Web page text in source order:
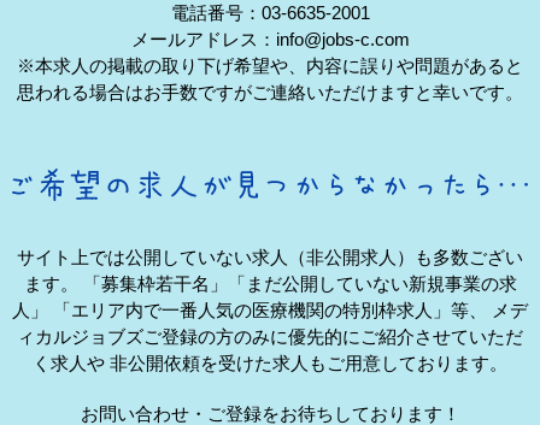
電話番号：03-6635-2001
メールアドレス：info@jobs-c.com
※本求人の掲載の取り下げ希望や、内容に誤りや問題があると
思われる場合はお手数ですがご連絡いただけますと幸いです。
サイト上では公開していない求人（非公開求人）も多数ござい
ます。
「募集枠若干名」「まだ公開していない新規事業の求
人」
「エリア内で一番人気の医療機関の特別枠求人」等、
メデ
ィカルジョブズご登録の方のみに優先的にご紹介させていただ
く求人や 非公開依頼を受けた求人もご用意しております。
お問い合わせ・ご登録をお待ちしております！